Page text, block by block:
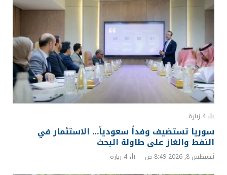
4 زيارة
سوريا تستضيف وفداً سعودياً… الاستثمار في
النفط والغاز على طاولة البحث
أغسطس 8, 2026 8:49 ص 4 زيارة